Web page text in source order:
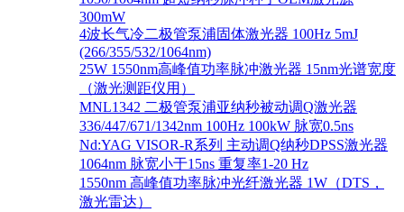
300mW
4波长气冷二极管泵浦固体激光器 100Hz 5mJ
(266/355/532/1064nm)
25W 1550nm高峰值功率脉冲激光器 15nm光谱宽度
（激光测距仪用）
MNL1342 二极管泵浦亚纳秒被动调Q激光器
336/447/671/1342nm 100Hz 100kW 脉宽0.5ns
Nd:YAG VISOR-R系列 主动调Q纳秒DPSS激光器
1064nm 脉宽小于15ns 重复率1-20 Hz
1550nm 高峰值功率脉冲光纤激光器 1W（DTS，
激光雷达）